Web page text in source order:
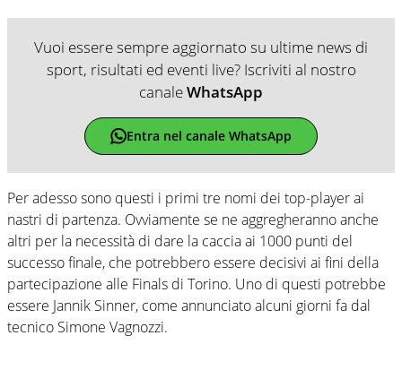
Vuoi essere sempre aggiornato su ultime news di
sport, risultati ed eventi live? Iscriviti al nostro
canaleWhatsApp
Entra nel canale WhatsApp
Per adesso sono questi i primi tre nomi dei top-player ai
nastri di partenza. Ovviamente se ne aggregheranno anche
altri per la necessità di dare la caccia ai 1000 punti del
successo finale, che potrebbero essere decisivi ai fini della
partecipazione alle Finals di Torino. Uno di questi potrebbe
essere Jannik Sinner, come annunciato alcuni giorni fa dal
tecnico Simone Vagnozzi.